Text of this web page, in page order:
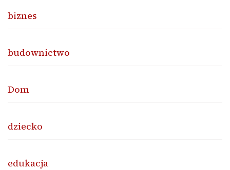
biznes
budownictwo
Dom
dziecko
edukacja